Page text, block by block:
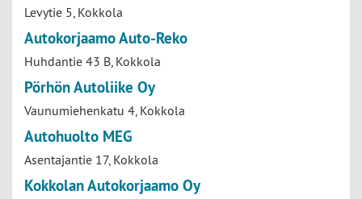
Levytie 5, Kokkola
Autokorjaamo Auto-Reko
Huhdantie 43 B, Kokkola
Pörhön Autoliike Oy
Vaunumiehenkatu 4, Kokkola
Autohuolto MEG
Asentajantie 17, Kokkola
Kokkolan Autokorjaamo Oy